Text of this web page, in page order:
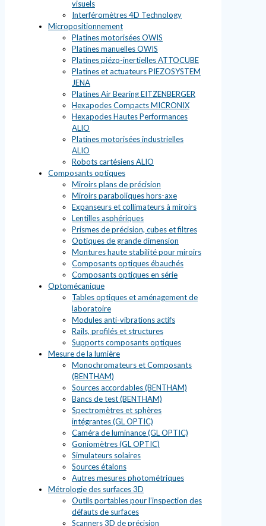
visuels
Interféromètres 4D Technology
Micropositionnement
Platines motorisées OWIS
Platines manuelles OWIS
Platines piézo-inertielles ATTOCUBE
Platines et actuateurs PIEZOSYSTEM
JENA
Platines Air Bearing EITZENBERGER
Hexapodes Compacts MICRONIX
Hexapodes Hautes Performances
ALIO
Platines motorisées industrielles
ALIO
Robots cartésiens ALIO
Composants optiques
Miroirs plans de précision
Miroirs paraboliques hors-axe
Expanseurs et collimateurs à miroirs
Lentilles asphériques
Prismes de précision, cubes et filtres
Optiques de grande dimension
Montures haute stabilité pour miroirs
Composants optiques ébauchés
Composants optiques en série
Optomécanique
Tables optiques et aménagement de
laboratoire
Modules anti-vibrations actifs
Rails, profilés et structures
Supports composants optiques
Mesure de la lumière
Monochromateurs et Composants
(BENTHAM)
Sources accordables (BENTHAM)
Bancs de test (BENTHAM)
Spectromètres et sphères
intégrantes (GL OPTIC)
Caméra de luminance (GL OPTIC)
Goniomètres (GL OPTIC)
Simulateurs solaires
Sources étalons
Autres mesures photométriques
Métrologie des surfaces 3D
Outils portables pour l’inspection des
défauts de surfaces
Scanners 3D de précision